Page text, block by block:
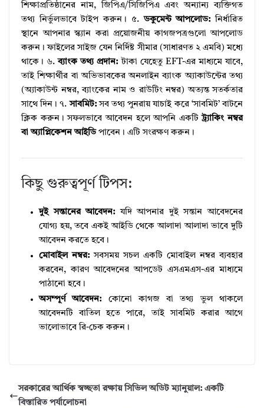
শিক্ষাপ্রতিষ্ঠানের নাম, জিপিএ/সিজিপিএ এবং অন্যান্য ব্যক্তিগত
তথ্য নির্ভুলভাবে টাইপ করুন। ৫.ডকুমেন্ট আপলোড:নির্ধারিত
স্থানে আপনার স্ক্যান করা প্রয়োজনীয় কাগজপত্রগুলো আপলোড
করুন। ফাইলের সাইজ যেন নির্দিষ্ট সীমার (সাধারণত ২ এমবি) মধ্যে
থাকে। ৬.ব্যাংক তথ্য প্রদান:টাকা যেহেতু EFT-এর মাধ্যমে যাবে,
তাই শিক্ষার্থীর বা অভিভাবকের অনলাইন ব্যাংক অ্যাকাউন্টের তথ্য
(অ্যাকাউন্ট নম্বর, ব্যাংকের নাম ও রাউটিং নম্বর) অত্যন্ত সতর্কতার
সাথে দিন। ৭.সাবমিট:সব তথ্য পুনরায় যাচাই করে ‘সাবমিট’ বাটনে
ক্লিক করুন। সফলভাবে আবেদন হলে আপনি একটিট্র্যাকিং নম্বর
বা অ্যাপ্লিকেশন আইডিপাবেন। এটি সংরক্ষণ করুন।
কিছু গুরুত্বপূর্ণ টিপস:
দুই সন্তানের আবেদন:যদি আপনার দুই সন্তান আবেদনের
যোগ্য হয়, তবে একই আইডি থেকে আলাদা আলাদা ভাবে দুটি
আবেদন করতে হবে।
মোবাইল নম্বর:সবসময় সচল একটি মোবাইল নম্বর ব্যবহার
করবেন, কারণ আবেদনের আপডেট এসএমএস-এর মাধ্যমে
পাঠানো হবে।
অসম্পূর্ণ আবেদন:কোনো কাগজ বা তথ্য ভুল থাকলে
আবেদনটি বাতিল হতে পারে, তাই সাবমিট করার আগে
ভালোভাবে রি-চেক করুন।
সরকারের আর্থিক স্বচ্ছতা রক্ষায় সিভিল অডিট ম্যানুয়াল: একটি
বিস্তারিত পর্যালোচনা